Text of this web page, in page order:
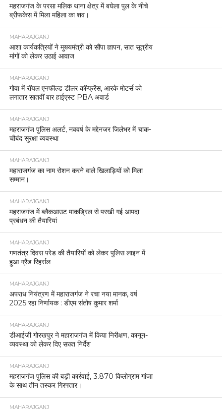
महराजगंज के परसा मलिक थाना क्षेत्र में बघेला पुल के नीचे
ब्रीफकेस में मिला महिला का शव।
MAHARAJGANJ
आशा कार्यकत्रियों ने मुख्यमंत्री को सौंपा ज्ञापन, सात सूत्रीय
मांगों को लेकर उठाई आवाज
MAHARAJGANJ
गोवा में रॉयल एनफील्ड डीलर कॉन्फ्रेंस, आरके मोटर्स को
लगातार सातवीं बार हाईएस्ट PBA अवार्ड
MAHARAJGANJ
महराजगंज पुलिस अलर्ट, नववर्ष के मद्देनजर जिलेभर में चाक-
चौबंद सुरक्षा व्यवस्था
MAHARAJGANJ
महाराजगंज का नाम रोशन करने वाले खिलाड़ियों को मिला
सम्मान।
MAHARAJGANJ
महराजगंज में ब्लैकआउट माकड्रिल से परखी गई आपदा
प्रबंधन की तैयारियां
MAHARAJGANJ
गणतंत्र दिवस परेड की तैयारियों को लेकर पुलिस लाइन में
हुआ ग्रैंड रिहर्सल
MAHARAJGANJ
अपराध नियंत्रण में महाराजगंज ने रचा नया मानक, वर्ष
2025 रहा निर्णायक : डीएम संतोष कुमार शर्मा
MAHARAJGANJ
डीआईजी गोरखपुर ने महाराजगंज में किया निरीक्षण, कानून-
व्यवस्था को लेकर दिए सख्त निर्देश
MAHARAJGANJ
महराजगंज पुलिस की बड़ी कार्रवाई, 3.870 किलोग्राम गांजा
के साथ तीन तस्कर गिरफ्तार।
MAHARAJGANJ